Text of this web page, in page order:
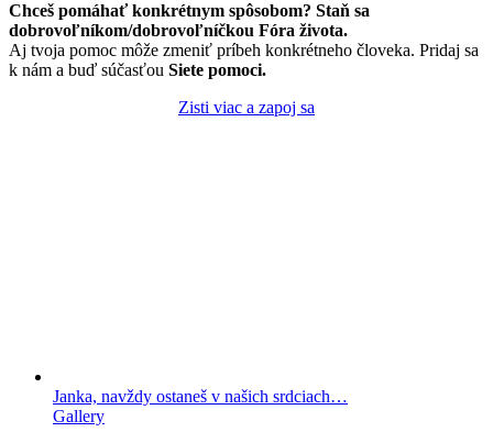
Chceš pomáhať konkrétnym spôsobom? Staň sa
dobrovoľníkom/dobrovoľníčkou Fóra života.
Aj tvoja pomoc môže zmeniť príbeh konkrétneho človeka. Pridaj sa
k nám a buď súčasťou Siete pomoci.
Zisti viac a zapoj sa
Janka, navždy ostaneš v našich srdciach…
Gallery